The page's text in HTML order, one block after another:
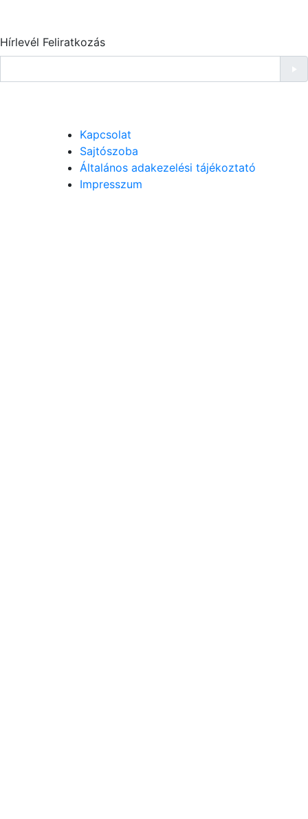
Hírlevél Feliratkozás
Kapcsolat
Sajtószoba
Általános adakezelési tájékoztató
Impresszum